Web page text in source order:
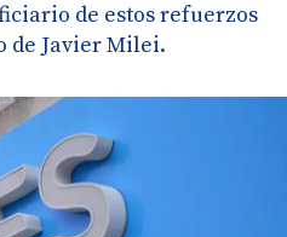
de estos refuerzos
de Javier Milei.